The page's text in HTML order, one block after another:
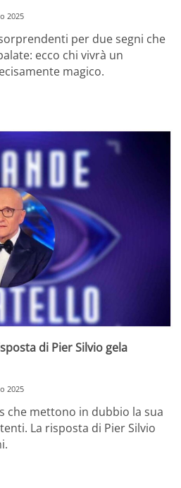
2025
per due segni che
ecco chi vivrà un
magico.
di Pier Silvio gela
2025
che mettono in dubbio la sua
La risposta di Pier Silvio